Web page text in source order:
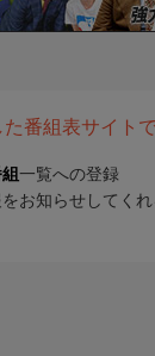
番組表サイトで
一覧への登録
お知らせしてくれ